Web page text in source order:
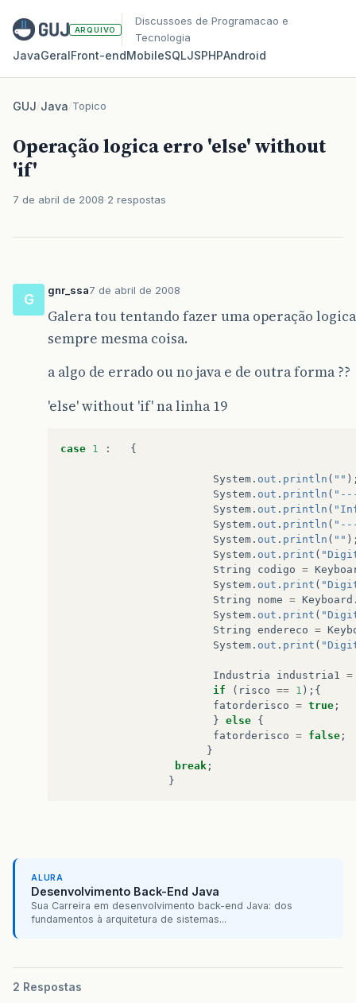
ARQUIVO
Discussoes de Programacao e
Tecnologia
JavaGeralFront‑endMobileSQLJSPHPAndroid
GUJ/Java/Topico
Operação logica erro 'else' without
'if'
7 de abril de 2008 2 respostas
G
gnr_ssa7 de abril de 2008
Galera tou tentando fazer uma operação
sempre mesma coisa.
a algo de errado ou no java e de outra forma ??
'else' without 'if' na linha 19
case 1 : {
System . out . println ( ""
System . out . println (
System . out . println (
System . out . println (
System . out . println ( ""
System . out . print (
String
codigo =
System . out . print (
String
nome = Keyboard
System . out . print (
String endereco =
System . out . print (
Industria industria1 =
if
( risco == 1 );{
fatorderisco = true ;
} else {
fatorderisco = false ;
}
break ;
}
ALURA
Desenvolvimento Back-End Java
Sua Carreira em desenvolvimento back-end Java: dos
fundamentos à arquitetura de sistemas...
2 Respostas